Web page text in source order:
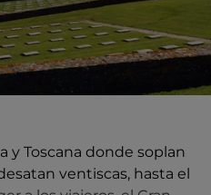
y Toscana donde soplan
ventiscas, hasta el